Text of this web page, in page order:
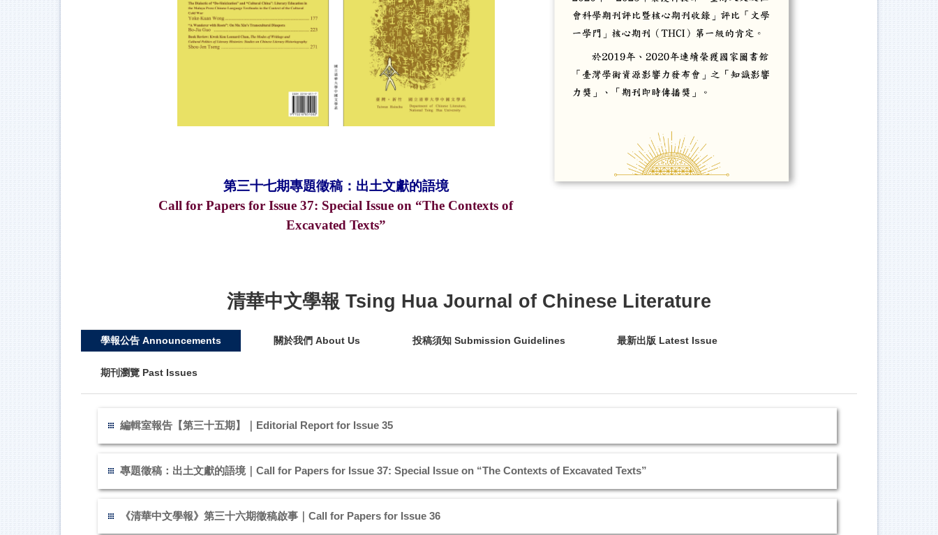
第三十七期專題徵稿：出土文獻的語境
Call for Papers for Issue 37: Special Issue on “The Contexts of
Excavated Texts”
清華中文學報 Tsing Hua Journal of Chinese Literature
學報公告 Announcements 關於我們 About Us 投稿須知 Submission Guidelines 最新出版 Latest Issue
期刊瀏覽 Past Issues
編輯室報告【第三十五期】｜Editorial Report for Issue 35
專題徵稿：出土文獻的語境｜Call for Papers for Issue 37: Special Issue on “The Contexts of Excavated Texts”
《清華中文學報》第三十六期徵稿啟事｜Call for Papers for Issue 36